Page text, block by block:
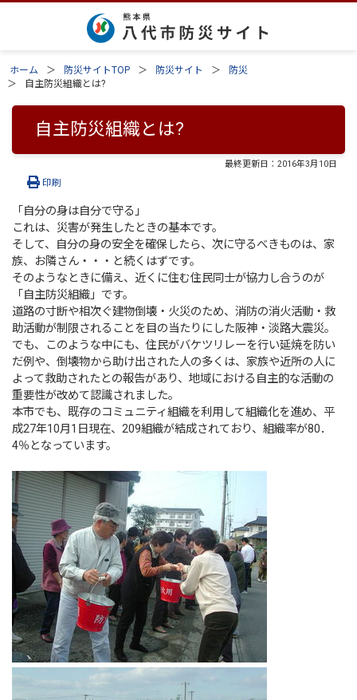
ホーム 防災サイトTOP 防災サイト
防災
自主防災組織とは?
自主防災組織とは?
最終更新日： 2016年3月10日
印刷
「自分の身は自分で守る」
これは、災害が発生したときの基本です。
そして、自分の身の安全を確保したら、次に守るべきものは、家
族、お隣さん・・・と続くはずです。
そのようなときに備え、近くに住む住民同士が協力し合うのが
「自主防災組織」です。
道路の寸断や相次ぐ建物倒壊・火災のため、消防の消火活動・救
助活動が制限されることを目の当たりにした阪神・淡路大震災。
でも、このような中にも、住民がバケツリレーを行い延焼を防い
だ例や、倒壊物から助け出された人の多くは、家族や近所の人に
よって救助されたとの報告があり、地域における自主的な活動の
重要性が改めて認識されました。
本市でも、既存のコミュニティ組織を利用して組織化を進め、平
成27年10月1日現在、209組織が結成されており、組織率が80．
4％となっています。